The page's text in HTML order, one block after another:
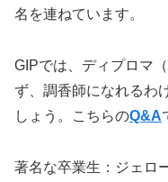
名を連ねています。
GIPでは、ディプロマ
ず、調香師になれるわ
しょう。こちらのQ&A
著名な卒業生：ジェロ